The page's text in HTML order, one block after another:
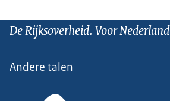
De Rijksoverheid. Voor Nederland
Andere talen